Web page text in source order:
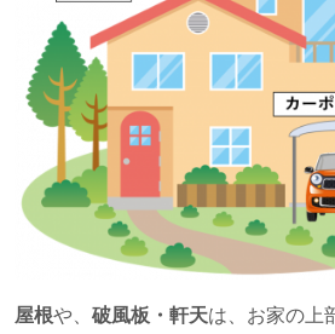
屋根や、 破風板・軒天は、お家の上